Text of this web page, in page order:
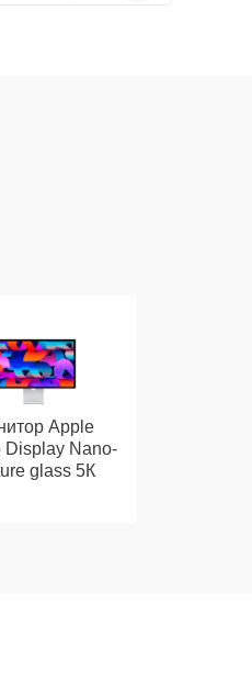
Apple
Display Nano-
glass 5К